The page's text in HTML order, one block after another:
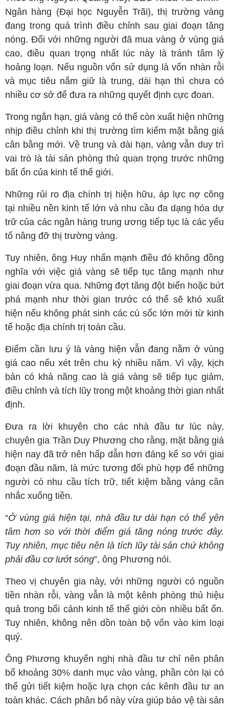
Ngân hàng (Đại học Nguyễn Trãi), thị trường vàng
đang trong quá trình điều chỉnh sau giai đoạn tăng
nóng. Đối với những người đã mua vàng ở vùng giá
cao, điều quan trọng nhất lúc này là tránh tâm lý
hoảng loạn. Nếu nguồn vốn sử dụng là vốn nhàn rỗi
và mục tiêu nắm giữ là trung, dài hạn thì chưa có
nhiều cơ sở để đưa ra những quyết định cực đoan.
Trong ngắn hạn, giá vàng có thể còn xuất hiện những
nhịp điều chỉnh khi thị trường tìm kiếm mặt bằng giá
cân bằng mới. Về trung và dài hạn, vàng vẫn duy trì
vai trò là tài sản phòng thủ quan trọng trước những
bất ổn của kinh tế thế giới.
Những rủi ro địa chính trị hiện hữu, áp lực nợ công
tại nhiều nền kinh tế lớn và nhu cầu đa dạng hóa dự
trữ của các ngân hàng trung ương tiếp tục là các yếu
tố nâng đỡ thị trường vàng.
Tuy nhiên, ông Huy nhấn mạnh điều đó không đồng
nghĩa với việc giá vàng sẽ tiếp tục tăng mạnh như
giai đoạn vừa qua. Những đợt tăng đột biến hoặc bứt
phá mạnh như thời gian trước có thể sẽ khó xuất
hiện nếu không phát sinh các cú sốc lớn mới từ kinh
tế hoặc địa chính trị toàn cầu.
Điểm cần lưu ý là vàng hiện vẫn đang nằm ở vùng
giá cao nếu xét trên chu kỳ nhiều năm. Vì vậy, kịch
bản có khả năng cao là giá vàng sẽ tiếp tục giảm,
điều chỉnh và tích lũy trong một khoảng thời gian nhất
định.
Đưa ra lời khuyên cho các nhà đầu tư lúc này,
chuyên gia Trần Duy Phương cho rằng, mặt bằng giá
hiện nay đã trở nên hấp dẫn hơn đáng kể so với giai
đoạn đầu năm, là mức tương đối phù hợp để những
người có nhu cầu tích trữ, tiết kiệm bằng vàng cân
nhắc xuống tiền.
“Ở vùng giá hiện tại, nhà đầu tư dài hạn có thể yên
tâm hơn so với thời điểm giá tăng nóng trước đây.
Tuy nhiên, mục tiêu nên là tích lũy tài sản chứ không
phải đầu cơ lướt sóng”, ông Phương nói.
Theo vị chuyên gia này, với những người có nguồn
tiền nhàn rỗi, vàng vẫn là một kênh phòng thủ hiệu
quả trong bối cảnh kinh tế thế giới còn nhiều bất ổn.
Tuy nhiên, không nên dồn toàn bộ vốn vào kim loại
quý.
Ông Phương khuyến nghị nhà đầu tư chỉ nên phân
bổ khoảng 30% danh mục vào vàng, phần còn lại có
thể gửi tiết kiệm hoặc lựa chọn các kênh đầu tư an
toàn khác. Cách phân bổ này vừa giúp bảo vệ tài sản